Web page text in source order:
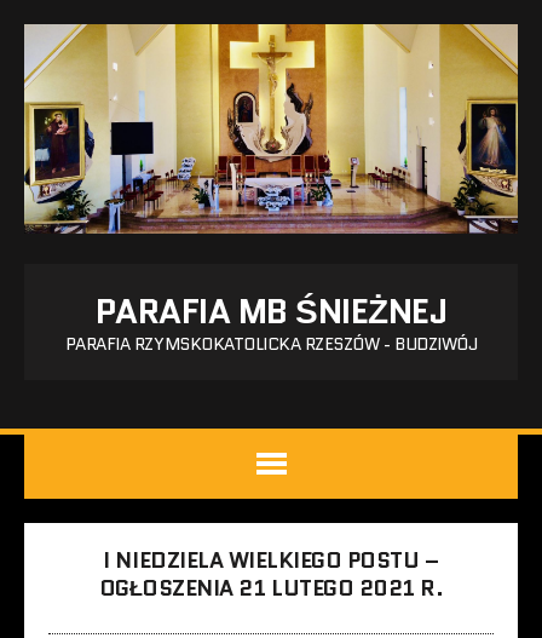
PARAFIA MB ŚNIEŻNEJ
PARAFIA RZYMSKOKATOLICKA RZESZÓW - BUDZIWÓJ
I NIEDZIELA WIELKIEGO POSTU –
OGŁOSZENIA 21 LUTEGO 2021 R.